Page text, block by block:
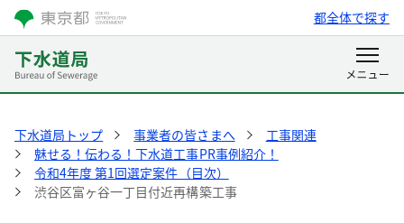
都全体で探す
下水道局トップ 事業者の皆さまへ
工事関連
魅せる！伝わる！下水道工事PR事例紹介！
令和4年度 第1回選定案件（目次）
渋谷区富ヶ谷一丁目付近再構築工事